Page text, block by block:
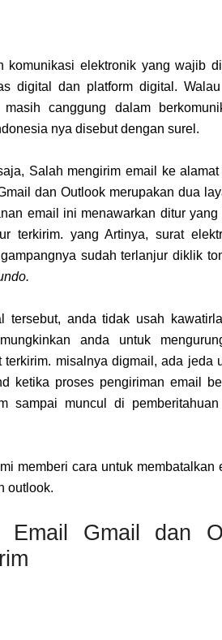
komunikasi elektronik yang wajib
digital dan platform digital.
canggung dalam
nya disebut dengan surel.
Salah mengirim email ke
dan Outlook merupakan dua
email ini menawarkan ditur yang
terkirim. yang Artinya, surat
sudah terlanjur diklik
tersebut, anda tidak usah
anda untuk
misalnya digmail, ada jeda
ketika proses pengiriman email
sampai muncul di
memberi cara untuk membatalkan
outlook.
Email Gmail dan